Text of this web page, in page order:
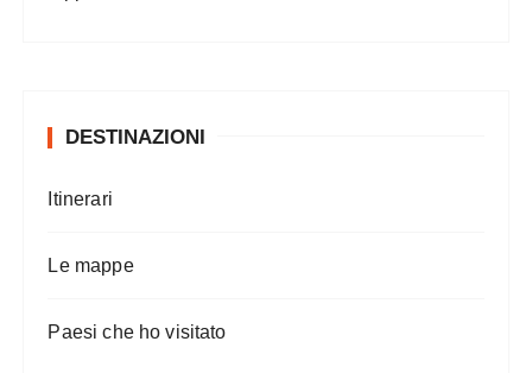
DESTINAZIONI
Itinerari
Le mappe
Paesi che ho visitato